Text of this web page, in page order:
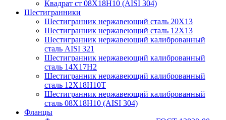
Квадрат ст 08Х18Н10 (AISI 304)
Шестигранники
Шестигранник нержавеющий сталь 20Х13
Шестигранник нержавеющий сталь 12Х13
Шестигранник нержавеющий калиброванный
сталь AISI 321
Шестигранник нержавеющий калиброванный
сталь 14Х17Н2
Шестигранник нержавеющий калиброванный
сталь 12Х18Н10Т
Шестигранник нержавеющий калиброванный
сталь 08Х18Н10 (AISI 304)
Фланцы